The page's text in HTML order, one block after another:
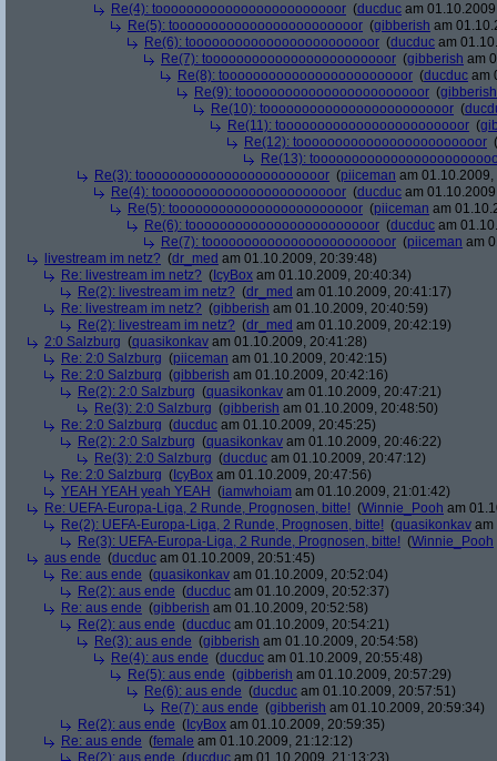
Re(4): toooooooooooooooooooooooor (ducduc am
Re(5): toooooooooooooooooooooooor (gibberish am
Re(6): toooooooooooooooooooooooor (ducduc am
Re(7): toooooooooooooooooooooooor (gibberish am
Re(8): toooooooooooooooooooooooor (ducduc am
Re(9): toooooooooooooooooooooooor (gibberish
Re(10): toooooooooooooooooooooooor (
Re(11): toooooooooooooooooooooooor (
Re(12): toooooooooooooooooooooooor (
Re(13):
Re(3): toooooooooooooooooooooooor (piiceman am
Re(4): toooooooooooooooooooooooor (ducduc am
Re(5): toooooooooooooooooooooooor (piiceman am
Re(6): toooooooooooooooooooooooor (ducduc am
Re(7): toooooooooooooooooooooooor (piiceman am
livestream im netz? (dr_med am 01.10.2009, 20:39:48)
Re: livestream im netz? ( IcyBox am 01.10.2009, 20:40:34)
Re(2): livestream im netz? (dr_med am 01.10.2009, 20:41:17)
Re: livestream im netz? (gibberish am 01.10.2009, 20:40:59)
Re(2): livestream im netz? (dr_med am 01.10.2009, 20:42:19)
2:0 Salzburg (quasikonkav am 01.10.2009, 20:41:28)
Re: 2:0 Salzburg (piiceman am 01.10.2009, 20:42:15)
Re: 2:0 Salzburg (gibberish am 01.10.2009, 20:42:16)
Re(2): 2:0 Salzburg (quasikonkav am 01.10.2009, 20:47:21)
Re(3): 2:0 Salzburg (gibberish am 01.10.2009, 20:48:50)
Re: 2:0 Salzburg (ducduc am 01.10.2009, 20:45:25)
Re(2): 2:0 Salzburg (quasikonkav am 01.10.2009, 20:46:22)
Re(3): 2:0 Salzburg (ducduc am 01.10.2009, 20:47:12)
Re: 2:0 Salzburg ( IcyBox am 01.10.2009, 20:47:56)
YEAH YEAH yeah YEAH (iamwhoiam am 01.10.2009, 21:01:42)
Re: UEFA-Europa-Liga, 2 Runde, Prognosen, bitte! (Winnie_Pooh am
Re(2): UEFA-Europa-Liga, 2 Runde, Prognosen, bitte! (quasikonkav am
Re(3): UEFA-Europa-Liga, 2 Runde, Prognosen, bitte! (Winnie_Pooh
aus ende (ducduc am 01.10.2009, 20:51:45)
Re: aus ende (quasikonkav am 01.10.2009, 20:52:04)
Re(2): aus ende (ducduc am 01.10.2009, 20:52:37)
Re: aus ende (gibberish am 01.10.2009, 20:52:58)
Re(2): aus ende (ducduc am 01.10.2009, 20:54:21)
Re(3): aus ende (gibberish am 01.10.2009, 20:54:58)
Re(4): aus ende (ducduc am 01.10.2009, 20:55:48)
Re(5): aus ende (gibberish am 01.10.2009, 20:57:29)
Re(6): aus ende (ducduc am 01.10.2009, 20:57:51)
Re(7): aus ende (gibberish am 01.10.2009, 20:59:34)
Re(2): aus ende ( IcyBox am 01.10.2009, 20:59:35)
Re: aus ende (female am 01.10.2009, 21:12:12)
Re(2): aus ende (ducduc am 01.10.2009, 21:13:23)